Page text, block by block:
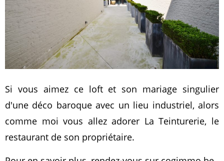
Si vous aimez ce loft et son mariage singulier
d'une déco baroque avec un lieu industriel, alors
comme moi vous allez adorer La Teinturerie, le
restaurant de son propriétaire.